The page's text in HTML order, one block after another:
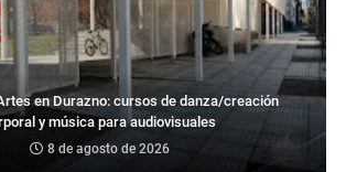
en Durazno: cursos de danza/creación
y música para audiovisuales
8 de agosto de 2026